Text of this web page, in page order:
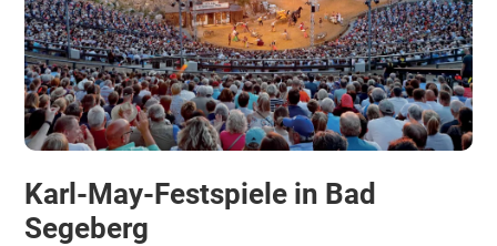
Karl-May-Festspiele in Bad
Segeberg